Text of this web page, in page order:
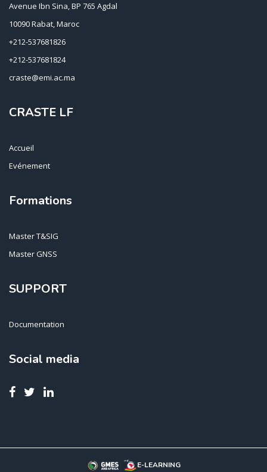
Avenue Ibn Sina, BP 765 Agdal
10090 Rabat, Maroc
+212-537681826
+212-537681824
craste@emi.ac.ma
CRASTE LF
Accueil
Evénement
Formations
Master T&SIG
Master GNSS
SUPPORT
Documentation
Social media
E-LEARNING